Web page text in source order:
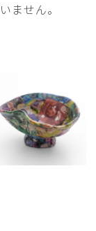
ません。